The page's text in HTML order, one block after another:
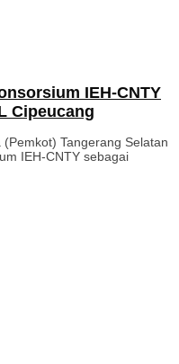
IEH-CNTY
Cipeucang
Tangerang Selatan
IEH-CNTY sebagai